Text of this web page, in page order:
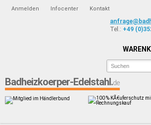
Anmelden Infocenter Kontakt
Badheizkoerper-Edelstahl.de
Tel.: +49